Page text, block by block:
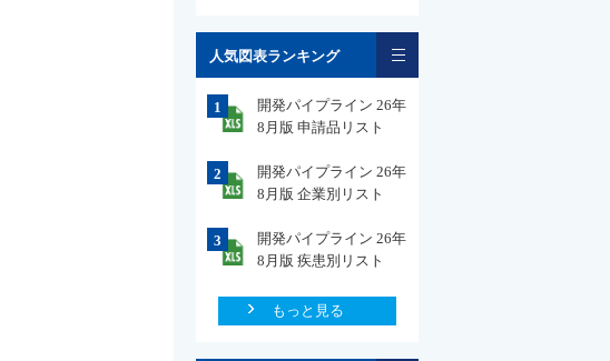
人気図表ランキング
1
開発パイプライン 26年
8月版 申請品リスト
2
開発パイプライン 26年
8月版 企業別リスト
3
開発パイプライン 26年
8月版 疾患別リスト
もっと見る